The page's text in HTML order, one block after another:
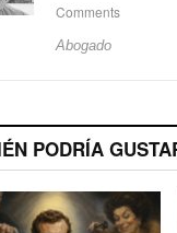
Comments
Abogado
PODRÍA